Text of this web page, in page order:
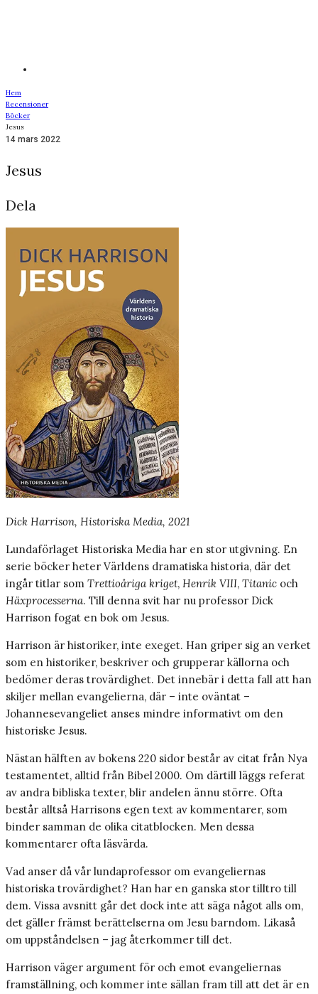
Hem
Recensioner
Böcker
Jesus
14 mars 2022
Jesus
Dela
Dick Harrison, Historiska Media, 2021
Lundaförlaget Historiska Media har en stor utgivning. En
serie böcker heter Världens dramatiska historia, där det
ingår titlar som Trettioåriga kriget, Henrik VIII, Titanic och
Häxprocesserna. Till denna svit har nu professor Dick
Harrison fogat en bok om Jesus.
Harrison är historiker, inte exeget. Han griper sig an verket
som en historiker, beskriver och grupperar källorna och
bedömer deras trovärdighet. Det innebär i detta fall att han
skiljer mellan evangelierna, där – inte oväntat –
Johannesevangeliet anses mindre informativt om den
historiske Jesus.
Nästan hälften av bokens 220 sidor består av citat från Nya
testamentet, alltid från Bibel 2000. Om därtill läggs referat
av andra bibliska texter, blir andelen ännu större. Ofta
består alltså Harrisons egen text av kommentarer, som
binder samman de olika citatblocken. Men dessa
kommentarer ofta läsvärda.
Vad anser då vår lundaprofessor om evange­liernas
historiska trovärdighet? Han har en ganska stor tilltro till
dem. Vissa avsnitt går det dock inte att säga något alls om,
det gäller främst berättelserna om Jesu barndom. Likaså
om uppståndelsen – jag återkommer till det.
Harrison väger argument för och emot evangeliernas
framställning, och kommer inte sällan fram till att det är en